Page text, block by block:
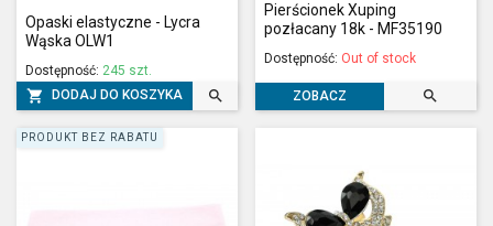
Opaski elastyczne - Lycra
Wąska OLW1
Dostępność: 245 szt.
 DODAJ DO KOSZYKA 
Pierścionek Xuping
pozłacany 18k - MF35190
Dostępność: Out of stock
ZOBACZ 
PRODUKT BEZ RABATU